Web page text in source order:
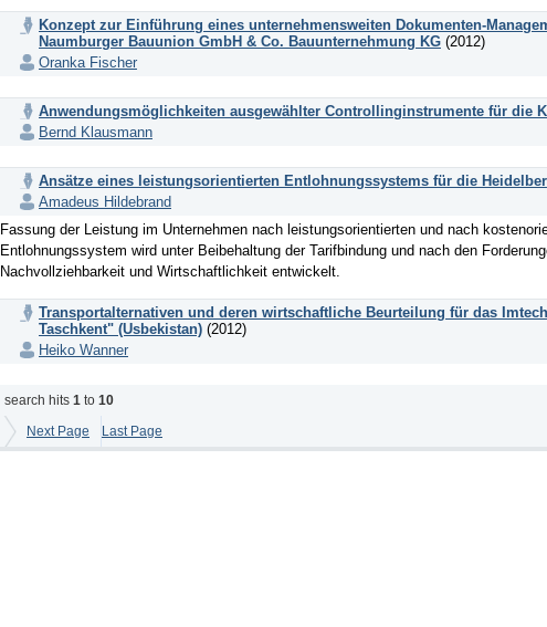
Konzept zur Einführung eines unternehmensweiten Dokumenten-
Naumburger Bauunion GmbH & Co. Bauunternehmung KG (2012)
Oranka Fischer
Anwendungsmöglichkeiten ausgewählter Controllinginstrumente für die
Bernd Klausmann
Ansätze eines leistungsorientierten Entlohnungssystems für die
Amadeus Hildebrand
Fassung der Leistung im Unternehmen nach leistungsorientierten und nach
Entlohnungssystem wird unter Beibehaltung der Tarifbindung und nach den
Nachvollziehbarkeit und Wirtschaftlichkeit entwickelt.
Transportalternativen und deren wirtschaftliche Beurteilung für das
Taschkent" (Usbekistan) (2012)
Heiko Wanner
search hits 1 to 10
Next Page
Last Page